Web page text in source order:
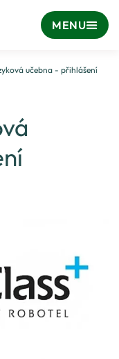
MENU
učebna - přihlášení